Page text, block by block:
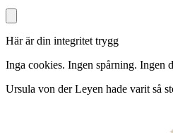
Här är din integritet trygg
Inga cookies. Ingen spårning. Ingen
Ursula von der Leyen hade varit så